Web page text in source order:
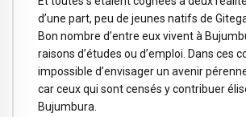
d’une part, peu de jeunes natifs de
Bon nombre d’entre eux vivent à
raisons d’études ou d’emploi. Dans ces
impossible d’envisager un avenir
car ceux qui sont censés y contribuer
Bujumbura.